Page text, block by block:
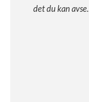
det du kan avse.